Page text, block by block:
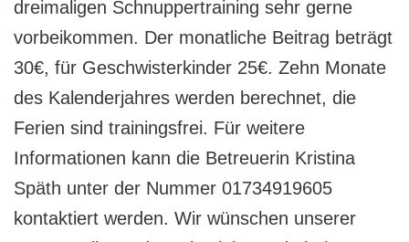
dreimaligen Schnuppertraining sehr gerne
vorbeikommen. Der monatliche Beitrag beträgt
30€, für Geschwisterkinder 25€. Zehn Monate
des Kalenderjahres werden berechnet, die
Ferien sind trainingsfrei. Für weitere
Informationen kann die Betreuerin Kristina
Späth unter der Nummer 01734919605
kontaktiert werden. Wir wünschen unserer